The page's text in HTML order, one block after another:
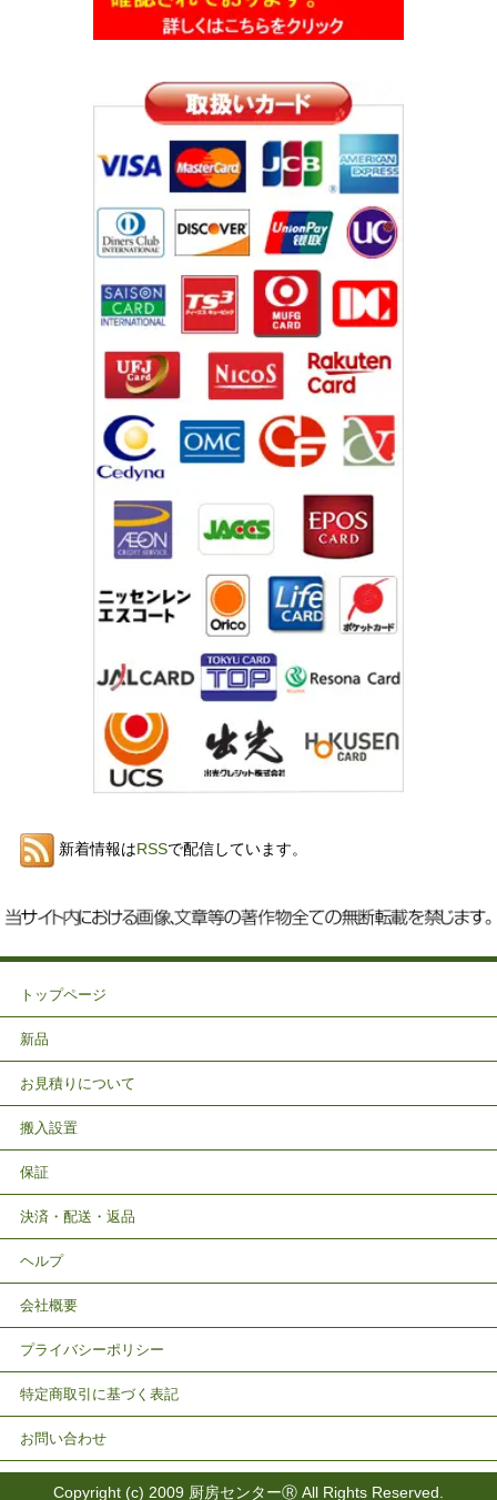
新着情報はRSSで配信しています。
トップページ
新品
お見積りについて
搬入設置
保証
決済・配送・返品
ヘルプ
会社概要
プライバシーポリシー
特定商取引に基づく表記
お問い合わせ
Copyright (c) 2009 厨房センターⓇ All Rights Reserved.